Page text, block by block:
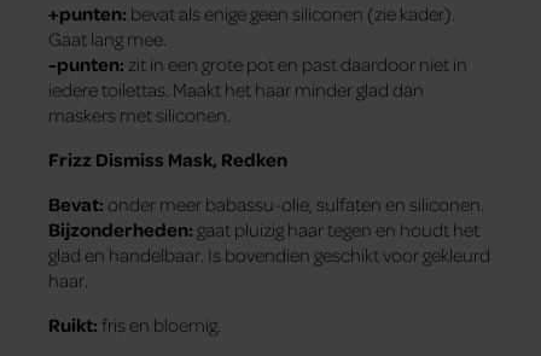
+punten: bevat als enige geen siliconen (zie kader).
Gaat lang mee.
-punten: zit in een grote pot en past daardoor niet in
iedere toilettas. Maakt het haar minder glad dan
maskers met siliconen.
Frizz Dismiss Mask, Redken
Bevat: onder meer babassu-olie, sulfaten en siliconen.
Bijzonderheden: gaat pluizig haar tegen en houdt het
glad en handelbaar. Is bovendien geschikt voor gekleurd
haar.
Ruikt: fris en bloemig.